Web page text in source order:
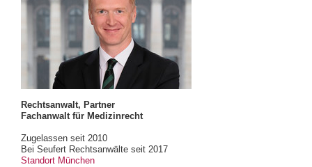
Rechtsanwalt, Partner
Fachanwalt für Medizinrecht
Zugelassen seit 2010
Bei Seufert Rechtsanwälte seit 2017
Standort München